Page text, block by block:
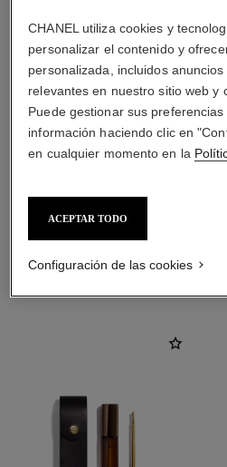
LA
CHANEL utiliza cookies y
personalizar el contenido y
personalizada, incluidos
relevantes en nuestro sitio web y
Puede gestionar sus
información haciendo clic en
en cualquier momento en la
ACEPTAR TODO
Configuración de las cookies